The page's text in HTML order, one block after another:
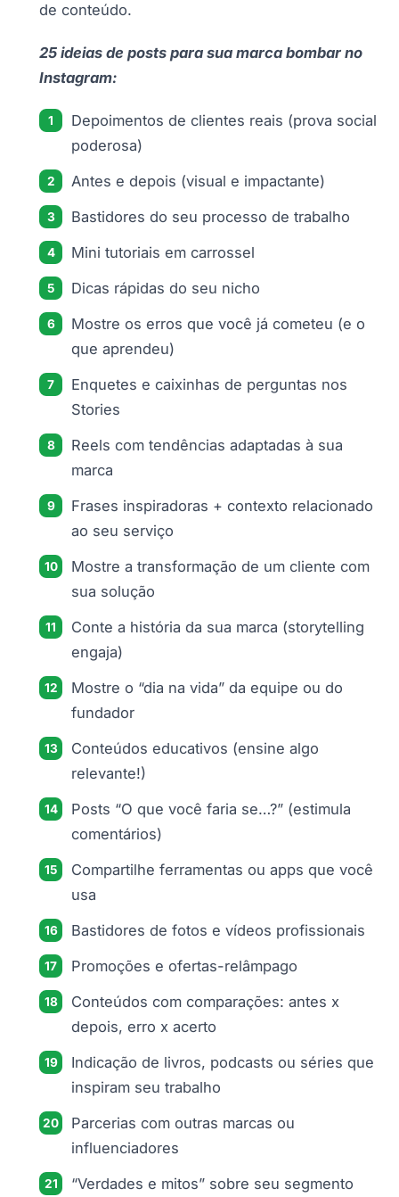
de conteúdo.
25 ideias de posts para sua marca bombar no
Instagram:
Depoimentos de clientes reais (prova social
poderosa)
Antes e depois (visual e impactante)
Bastidores do seu processo de trabalho
Mini tutoriais em carrossel
Dicas rápidas do seu nicho
Mostre os erros que você já cometeu (e o
que aprendeu)
Enquetes e caixinhas de perguntas nos
Stories
Reels com tendências adaptadas à sua
marca
Frases inspiradoras + contexto relacionado
ao seu serviço
Mostre a transformação de um cliente com
sua solução
Conte a história da sua marca (storytelling
engaja)
Mostre o “dia na vida” da equipe ou do
fundador
Conteúdos educativos (ensine algo
relevante!)
Posts “O que você faria se…?” (estimula
comentários)
Compartilhe ferramentas ou apps que você
usa
Bastidores de fotos e vídeos profissionais
Promoções e ofertas-relâmpago
Conteúdos com comparações: antes x
depois, erro x acerto
Indicação de livros, podcasts ou séries que
inspiram seu trabalho
Parcerias com outras marcas ou
influenciadores
“Verdades e mitos” sobre seu segmento